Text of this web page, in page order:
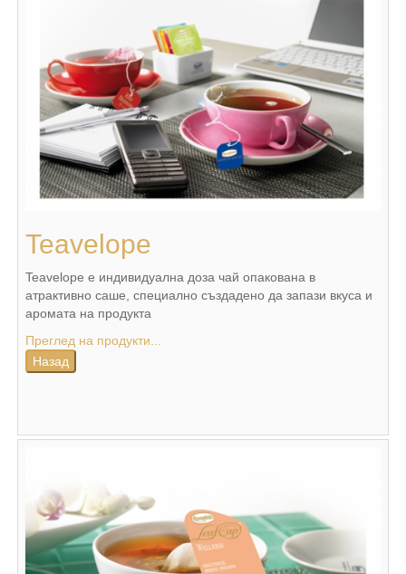
Teavelope
Teavelope е индивидуална доза чай опакована в
атрактивно саше, специално създадено да запази вкуса и
аромата на продукта
Преглед на продукти...